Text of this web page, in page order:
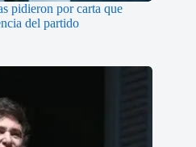
pidieron por carta que
del partido